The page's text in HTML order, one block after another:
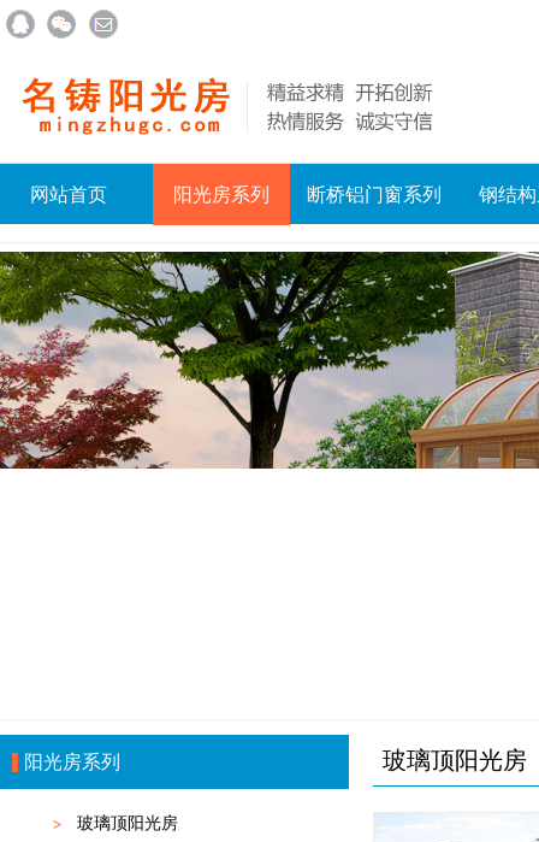
网站首页 阳光房系列 断桥铝门窗系列 钢结
联系我们
阳光房系列
玻璃顶阳光房
玻璃顶阳光房